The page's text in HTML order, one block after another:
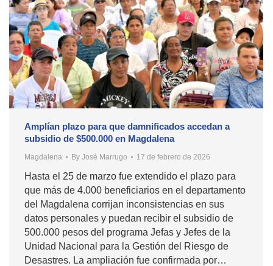
Amplían plazo para que damnificados accedan a
subsidio de $500.000 en Magdalena
Magdalena By José Marrugo 17 de febrero de 2026
Hasta el 25 de marzo fue extendido el plazo para
que más de 4.000 beneficiarios en el departamento
del Magdalena corrijan inconsistencias en sus
datos personales y puedan recibir el subsidio de
500.000 pesos del programa Jefas y Jefes de la
Unidad Nacional para la Gestión del Riesgo de
Desastres. La ampliación fue confirmada por…